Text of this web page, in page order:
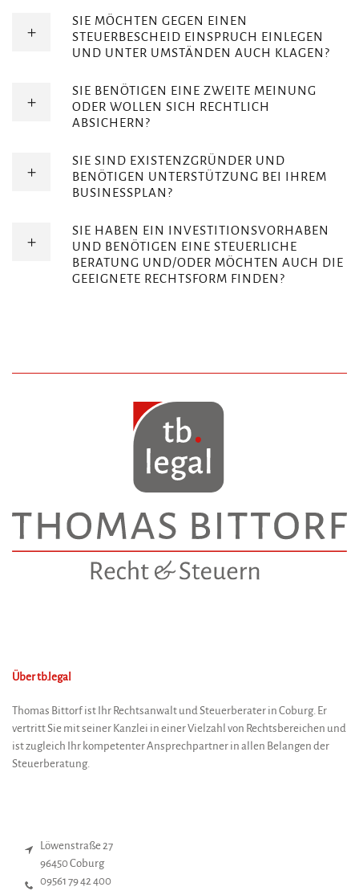
SIE MÖCHTEN GEGEN EINEN
STEUERBESCHEID EINSPRUCH EINLEGEN
UND UNTER UMSTÄNDEN AUCH KLAGEN?
SIE BENÖTIGEN EINE ZWEITE MEINUNG
ODER WOLLEN SICH RECHTLICH
ABSICHERN?
SIE SIND EXISTENZGRÜNDER UND
BENÖTIGEN UNTERSTÜTZUNG BEI IHREM
BUSINESSPLAN?
SIE HABEN EIN INVESTITIONSVORHABEN
UND BENÖTIGEN EINE STEUERLICHE
BERATUNG UND/ODER MÖCHTEN AUCH DIE
GEEIGNETE RECHTSFORM FINDEN?
Übertb.legal
Thomas Bittorf ist Ihr Rechtsanwalt und Steuerberater in Coburg. Er
vertritt Sie mit seiner Kanzlei in einer Vielzahl von Rechtsbereichen und
ist zugleich Ihr kompetenter Ansprechpartner in allen Belangen der
Steuerberatung.
Löwenstraße 27
96450 Coburg
09561 79 42 400